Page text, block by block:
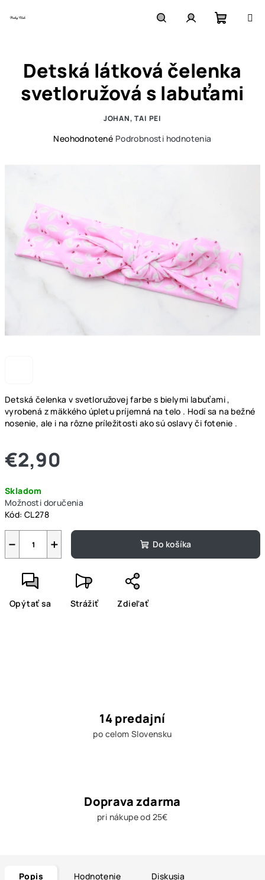
košík
Detská čelenka v svetloružovej farbe s bielymi labuťami ,
vyrobená z mäkkého úpletu príjemná na telo . Hodí sa na bežné
nosenie, ale i na rôzne príležitosti ako sú oslavy či fotenie .
€2,90
cena:
Skladom
Možnosti doručenia
Kód: CL278
+
− Do košíka
Opýtať sa Strážiť Zdieľať
Detská látková čelenka
svetloružová s labuťami
JOHAN, TAI PEI
Priemerné
hviezdičiek.
Neohodnotené Podrobnosti hodnotenia
14 predajní
po celom Slovensku
Doprava zdarma
pri nákupe od 25€
Popis Hodnotenie Diskusia